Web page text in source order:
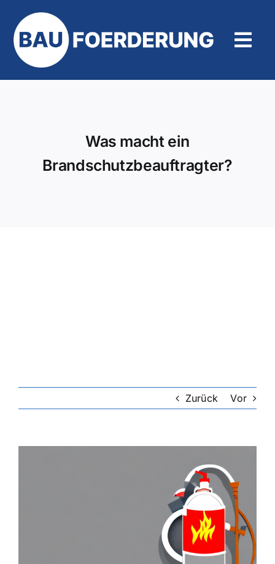
Inhalt
springen
Was macht ein
Brandschutzbeauftragter?
Zurück Vor